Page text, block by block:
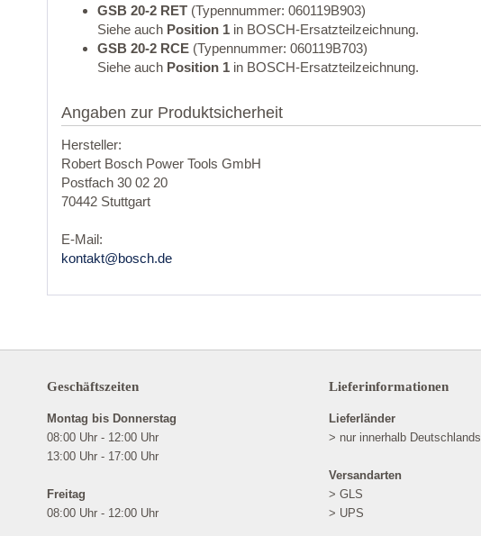
GSB 20-2 RET (Typennummer: 060119B903)
Siehe auch Position 1 in BOSCH-Ersatzteilzeichnung.
GSB 20-2 RCE (Typennummer: 060119B703)
Siehe auch Position 1 in BOSCH-Ersatzteilzeichnung.
Angaben zur Produktsicherheit
Hersteller:
Robert Bosch Power Tools GmbH
Postfach 30 02 20
70442 Stuttgart
E-Mail:
kontakt@bosch.de
Geschäftszeiten
Montag bis Donnerstag
08:00 Uhr - 12:00 Uhr
13:00 Uhr - 17:00 Uhr
Freitag
08:00 Uhr - 12:00 Uhr
Lieferinformationen
Lieferländer
> nur innerhalb Deutschlands
Versandarten
> GLS
> UPS